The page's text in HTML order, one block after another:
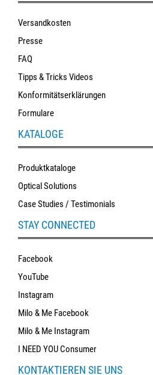
Versandkosten
Presse
FAQ
Tipps & Tricks Videos
Konformitätserklärungen
Formulare
KATALOGE
Produktkataloge
Optical Solutions
Case Studies / Testimonials
STAY CONNECTED
Facebook
YouTube
Instagram
Milo & Me Facebook
Milo & Me Instagram
I NEED YOU Consumer
KONTAKTIEREN SIE UNS